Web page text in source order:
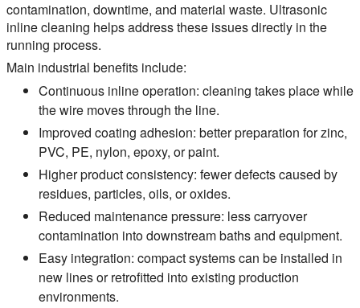
contamination, downtime, and material waste. Ultrasonic
inline cleaning helps address these issues directly in the
running process.
Main industrial benefits include:
Continuous inline operation: cleaning takes place while
the wire moves through the line.
Improved coating adhesion: better preparation for zinc,
PVC, PE, nylon, epoxy, or paint.
Higher product consistency: fewer defects caused by
residues, particles, oils, or oxides.
Reduced maintenance pressure: less carryover
contamination into downstream baths and equipment.
Easy integration: compact systems can be installed in
new lines or retrofitted into existing production
environments.